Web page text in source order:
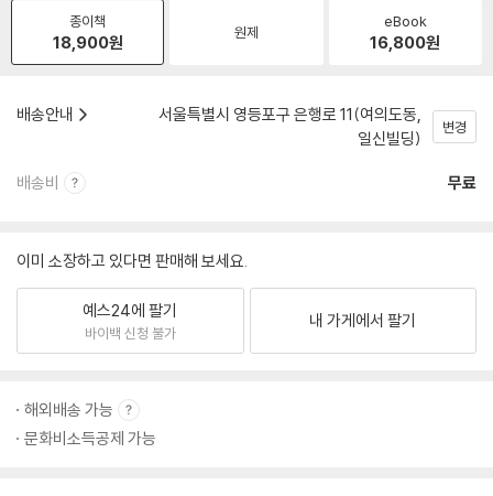
종이책
18,900원 원제
eBook
16,800원
배송안내
서울특별시 영등포구 은행로 11(여의도동,
일신빌딩)
변경
배송비 무료
이미 소장하고 있다면 판매해 보세요.
예스24에 팔기
바이백 신청 불가
내 가게에서 팔기
해외배송 가능
문화비소득공제 가능